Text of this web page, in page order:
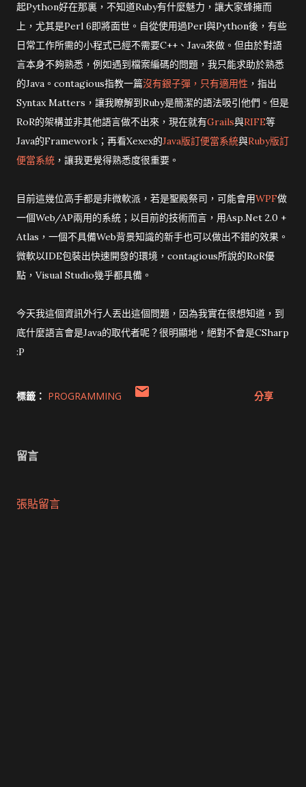
起Python好在那裏，不知道Ruby有什麼魅力，讓大家蜂擁而
上，尤其是Perl 6即將面世。自從使用過Perl與Python後，有些
日常工作所需的小程式已經不需要C++、Java來做。但由於對語
言本身不夠熟悉，例如遇到檔案編碼的問題，我只能求助於熟悉
的Java。contagious指教一篇沒有銀子彈，只有適用性 ，指出
Syntax Matters，讓我瞭解到Ruby是簡潔的語法吸引他們。但是
RoR的架構並非其他語言做不出來，現在就有Grails與RIFE等
Java的Framework；再看Xexex的Java版訂便當系統與Ruby版訂
便當系統 ，讓我更覺得熟悉度很重要。
目前這幾位高手都是非微軟派，若是聖殿祭司，可能會用WPF做
一個Web/AP兩用的系統；以目前的技術而言，用Asp.Net 2.0 +
Atlas，一個不具備Web背景知識的新手也可以做出不錯的效果。
微軟以IDE包裝出快速開發的環境，contagious所說的RoR優
點，Visual Studio幾乎都具備。
今天我這個資訊外行人丟出這個問題，因為我實在很想知道，到
底什麼語言會是Java的取代者呢？很明顯地，絕對不會是CSharp
:P
標籤： PROGRAMMING 分享
留言
張貼留言